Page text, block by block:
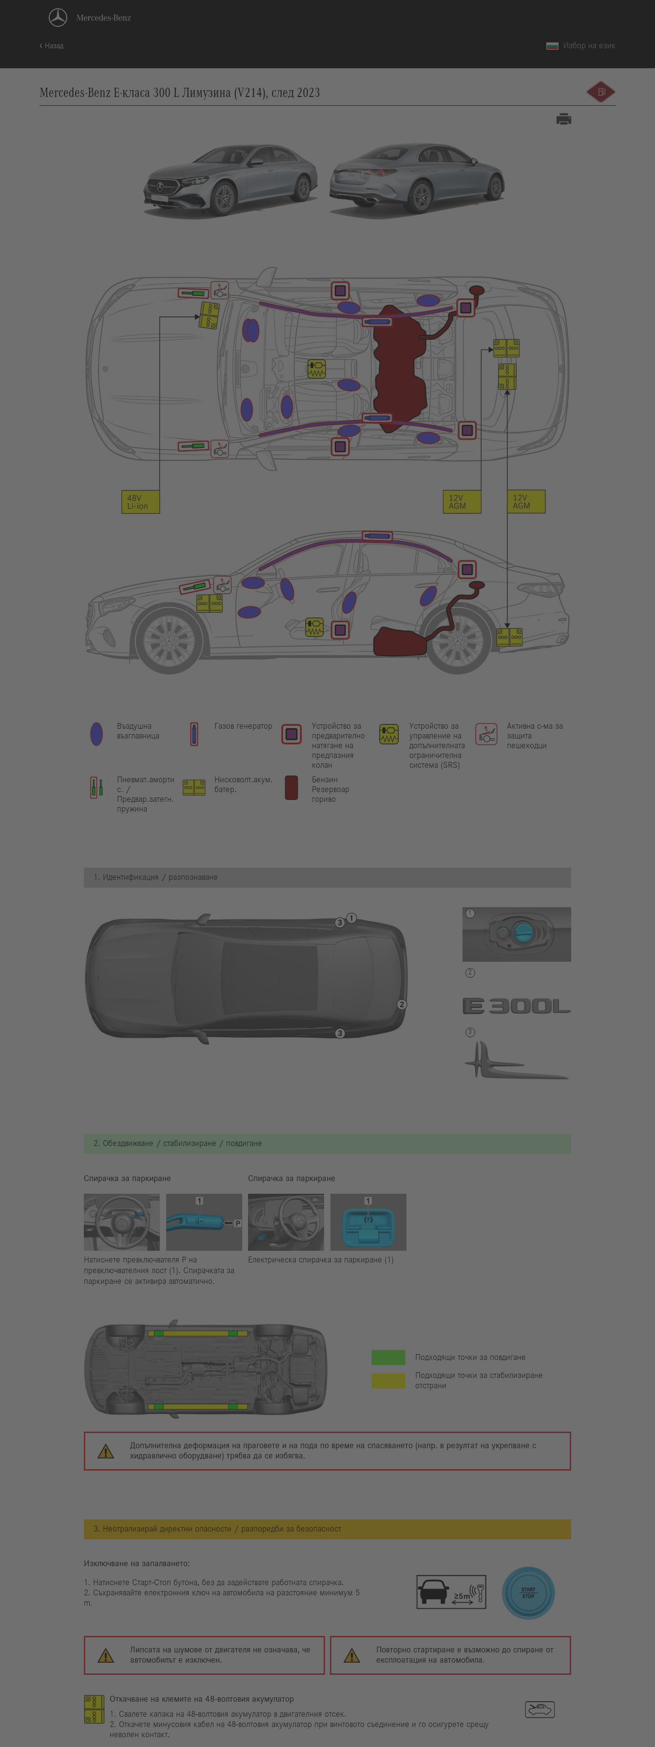
Назад Избор на език
Mercedes-Benz E-класа 300 L Лимузина (V214), след 2023
Въздушна
възглавница
Газов генератор
Устройство за
предварително
натягане на
предпазния
колан
Устройство за
управление на
допълнителната
ограничителна
система (SRS)
Активна с-ма за
защита
пешеходци
Пневмат.аморти
с. /
Предвар.затегн.
пружина
Нисковолт.акум.
батер.
Бензин
Резервоар
гориво
1. Идентификация / разпознаване
2. Обездвижване / стабилизиране / повдигане
Спирачка за паркиране
Натиснете превключвателя Р на
превключвателния лост (1). Спирачката за
паркиране се активира автоматично.
Спирачка за паркиране
Електрическа спирачка за паркиране (1)
Подходящи точки за повдигане
Подходящи точки за стабилизиране
отстрани
Допълнителна деформация на праговете и на пода по време на спасяването (напр. в резултат на укрепване с
хидравлично оборудване) трябва да се избягва.
3. Неотрализирай директни опасности / разпоредби за безопасност
Изключване на запалването:
1. Натиснете Старт-Стоп бутона, без да задействате работната спирачка.
2. Съхранявайте електронния ключ на автомобила на разстояние минимум 5
m.
Липсата на шумове от двигателя не означава, че
автомобилът е изключен.
Повторно стартиране е възможно до спиране от
експлоатация на автомобила.
Откачване на клемите на 48-волтовия акумулатор
1. Свалете капака на 48-волтовия акумулатор в двигателния отсек.
2. Откачете минусовия кабел на 48-волтовия акумулатор при винтовото съединение и го осигурете срещу
неволен контакт.